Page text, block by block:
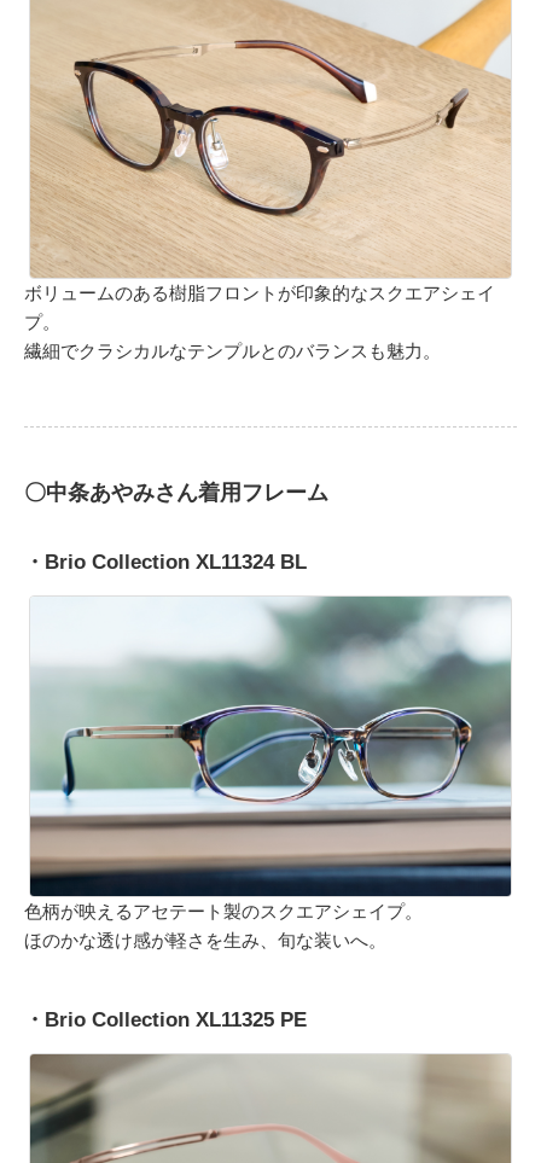
ボリュームのある樹脂フロントが印象的なスクエアシェイ
プ。
繊細でクラシカルなテンプルとのバランスも魅力。
〇中条あやみさん着用フレーム
・Brio Collection XL11324 BL
色柄が映えるアセテート製のスクエアシェイプ。
ほのかな透け感が軽さを生み、旬な装いへ。
・Brio Collection XL11325 PE